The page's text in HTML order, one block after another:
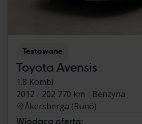
Testowane
Toyota Avensis
1.8 Kombi
2012
202 770 km
Benzyna
Åkersberga (Runö)
Wiodąca oferta: